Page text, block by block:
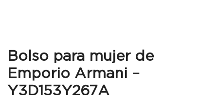
Bolso para mujer de
Emporio Armani –
Y3D153Y267A